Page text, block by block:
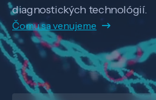
diagnostických technológií.
Čomu sa venujeme